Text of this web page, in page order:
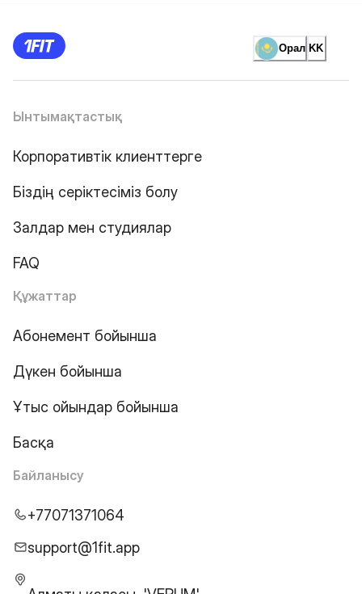
Орал KK
Ынтымақтастық
Корпоративтік клиенттерге
Біздің серіктесіміз болу
Залдар мен студиялар
FAQ
Құжаттар
Абонемент бойынша
Дүкен бойынша
Ұтыс ойындар бойынша
Басқа
Байланысу
+77071371064
support@1fit.app